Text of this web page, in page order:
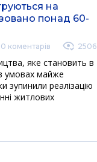
на
понад 60-
0 коментарів 2506
яке становить в
умовах майже
зупинили реалізацію
житлових